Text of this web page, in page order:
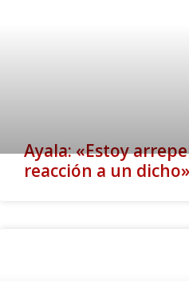
Ayala: «Estoy
reacción a un dicho»